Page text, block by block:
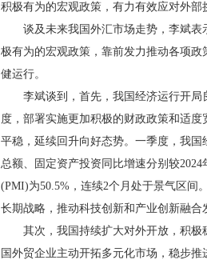
积极有为的宏观政策，有力有效应对外部
谈及未来我国外汇市场走势，李斌表
极有为的宏观政策，靠前发力推动各项
健运行。
李斌谈到，首先，我国经济运行开局
度，部署实施更加积极的财政政策和适
平稳，延续回升向好态势。一季度，我
总额、固定资产投资同比增速分别较
(PMI)为50.5%，连续2个月处于景气区间
长期战略，推动科技创新和产业创新融合
其次，我国持续扩大对外开放，积极
国外贸企业主动开拓多元化市场，稳步